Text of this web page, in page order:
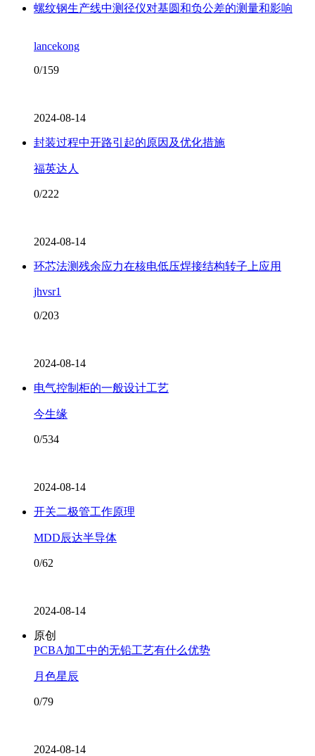
螺纹钢生产线中测径仪对基圆和负公差的测量和影响
lancekong
0/159
2024-08-14
封装过程中开路引起的原因及优化措施
福英达人
0/222
2024-08-14
环芯法测残余应力在核电低压焊接结构转子上应用
jhvsr1
0/203
2024-08-14
电气控制柜的一般设计工艺
今生缘
0/534
2024-08-14
开关二极管工作原理
MDD辰达半导体
0/62
2024-08-14
原创
PCBA加工中的无铅工艺有什么优势
月色星辰
0/79
2024-08-14